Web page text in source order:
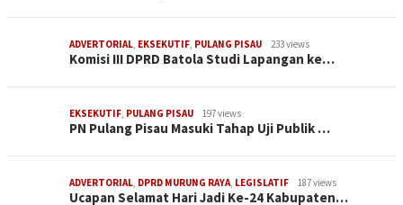
ADVERTORIAL, EKSEKUTIF, PULANG PISAU 233 views
Komisi III DPRD Batola Studi Lapangan ke…
EKSEKUTIF, PULANG PISAU 197 views
PN Pulang Pisau Masuki Tahap Uji Publik …
ADVERTORIAL, DPRD MURUNG RAYA, LEGISLATIF 187 views
Ucapan Selamat Hari Jadi Ke-24 Kabupaten…